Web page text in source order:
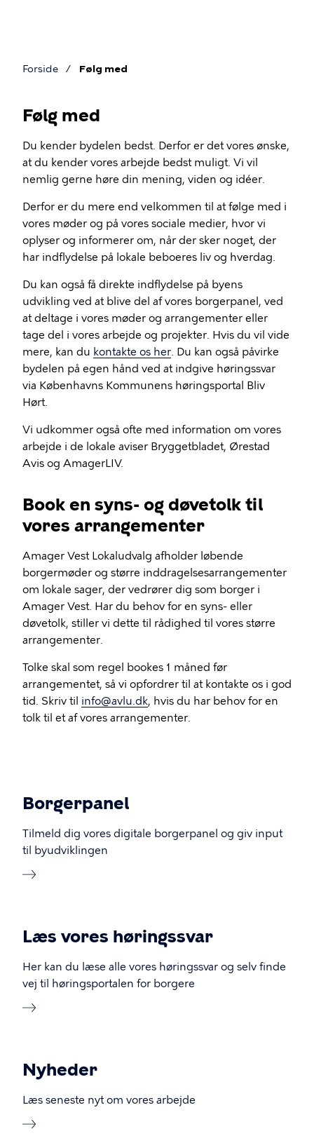
Forside Følg med
Vær
med
Følg med
Du kender bydelen bedst. Derfor er det vores ønske,
at du kender vores arbejde bedst muligt. Vi vil
nemlig gerne høre din mening, viden og idéer.
Derfor er du mere end velkommen til at følge med i
vores møder og på vores sociale medier, hvor vi
oplyser og informerer om, når der sker noget, der
har indflydelse på lokale beboeres liv og hverdag.
Du kan også få direkte indflydelse på byens
udvikling ved at blive del af vores borgerpanel, ved
at deltage i vores møder og arrangementer eller
tage del i vores arbejde og projekter. Hvis du vil vide
mere, kan du kontakte os her. Du kan også påvirke
bydelen på egen hånd ved at indgive høringssvar
via Københavns Kommunens høringsportal Bliv
Hørt.
Vi udkommer også ofte med information om vores
arbejde i de lokale aviser Bryggetbladet, Ørestad
Avis og AmagerLIV.
Book en syns- og døvetolk til
vores arrangementer
Amager Vest Lokaludvalg afholder løbende
borgermøder og større inddragelsesarrangementer
om lokale sager, der vedrører dig som borger i
Amager Vest. Har du behov for en syns- eller
døvetolk, stiller vi dette til rådighed til vores større
arrangementer.
Tolke skal som regel bookes 1 måned før
arrangementet, så vi opfordrer til at kontakte os i god
tid. Skriv til info@avlu.dk, hvis du har behov for en
tolk til et af vores arrangementer.
Borgerpanel
Tilmeld dig vores digitale borgerpanel og giv input
til byudviklingen
Læs vores høringssvar
Her kan du læse alle vores høringssvar og selv finde
vej til høringsportalen for borgere
Nyheder
Læs seneste nyt om vores arbejde